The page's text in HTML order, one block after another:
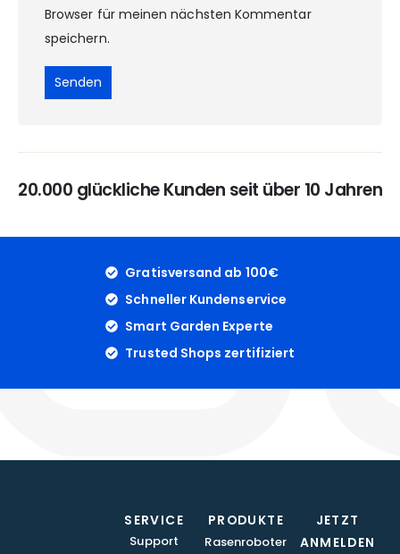
Browser für meinen nächsten Kommentar
speichern.
20.000 glückliche Kunden seit über 10 Jahren
Gratisversand ab 100€
Schneller Kundenservice
Smart Garden Experte
Trusted Shops zertifiziert
JETZT
ANMELDEN
SERVICE
Support
PRODUKTE
Rasenroboter